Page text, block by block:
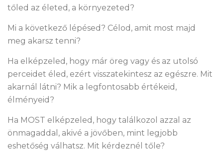
tőled az életed, a környezeted?
Mi a következő lépésed? Célod, amit most majd
meg akarsz tenni?
Ha elképzeled, hogy már öreg vagy és az utolsó
perceidet éled, ezért visszatekintesz az egészre. Mit
akarnál látni? Mik a legfontosabb értékeid,
élményeid?
Ha MOST elképzeled, hogy találkozol azzal az
önmagaddal, akivé a jövőben, mint legjobb
eshetőség válhatsz. Mit kérdeznél tőle?